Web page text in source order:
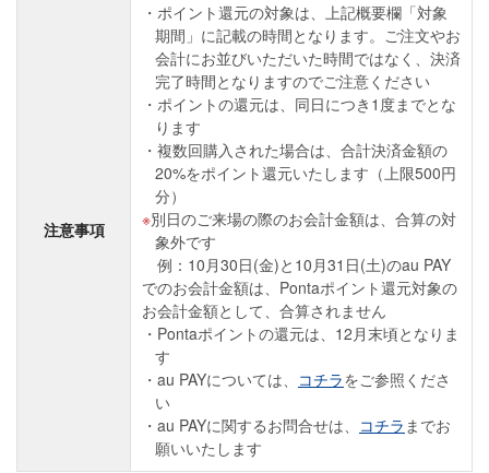
注意事項
ポイント還元の対象は、上記概要欄「対象
期間」に記載の時間となります。ご注文やお
会計にお並びいただいた時間ではなく、決済
完了時間となりますのでご注意ください
ポイントの還元は、同日につき1度までとな
ります
複数回購入された場合は、合計決済金額の
20%をポイント還元いたします（上限500円
分）
別日のご来場の際のお会計金額は、合算の対
象外です
例：10月30日(金)と10月31日(土)のau PAY
でのお会計金額は、Pontaポイント還元対象の
お会計金額として、合算されません
Pontaポイントの還元は、12月末頃となりま
す
au PAYについては、 コチラをご参照くださ
い
au PAYに関するお問合せは、 コチラ までお
願いいたします